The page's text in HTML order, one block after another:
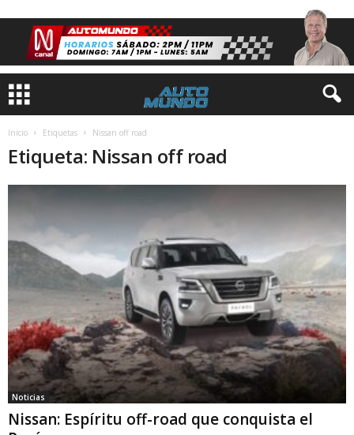
Inicio Etiquetas Nissan off road
Etiqueta: Nissan off road
Noticias
Nissan: Espíritu off-road que conquista el